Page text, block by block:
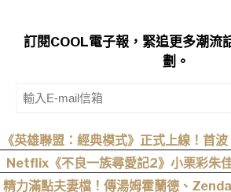
訂閱COOL電子報，緊追更多潮流
劃。
《英雄聯盟：經典模式》正式上線！首
卡莉、凱能、慎下一波
Netflix《不良一族尋愛記2》小栗彩朱
生超戲劇化，IG、背景一
精力滿點夫妻檔！傳湯姆霍蘭德、